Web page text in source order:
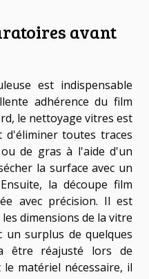
avant
est indispensable
adhérence du film
le nettoyage vitres est
d'éliminer toutes traces
de gras à l'aide d'un
la surface avec un
la découpe film
avec précision. Il est
dimensions de la vitre
un surplus de quelques
être réajusté lors de
matériel nécessaire, il